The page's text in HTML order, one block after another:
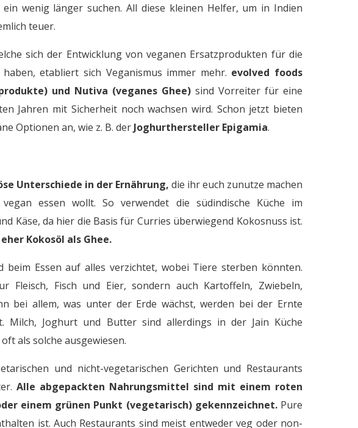
wenig länger suchen. All diese kleinen Helfer, um in Indien
teuer.
sich der Entwicklung von veganen Ersatzprodukten für die
etabliert sich Veganismus immer mehr. evolved foods
und Nutiva (veganes Ghee) sind Vorreiter für eine
Jahren mit Sicherheit noch wachsen wird. Schon jetzt bieten
Optionen an, wie z. B. der Joghurthersteller Epigamia.
Unterschiede in der Ernährung, die ihr euch zunutze machen
essen wollt. So verwendet die südindische Küche im
Käse, da hier die Basis für Curries überwiegend Kokosnuss ist.
Kokosöl als Ghee.
beim Essen auf alles verzichtet, wobei Tiere sterben könnten.
Fleisch, Fisch und Eier, sondern auch Kartoffeln, Zwiebeln,
bei allem, was unter der Erde wächst, werden bei der Ernte
Milch, Joghurt und Butter sind allerdings in der Jain Küche
als solche ausgewiesen.
und nicht-vegetarischen Gerichten und Restaurants
Alle abgepackten Nahrungsmittel sind mit einem roten
einem grünen Punkt (vegetarisch) gekennzeichnet.Pure
ist. Auch Restaurants sind meist entweder veg oder non-